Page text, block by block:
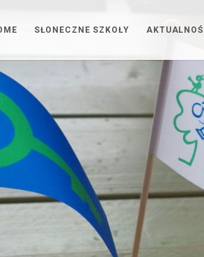
SŁONECZNE SZKOŁY